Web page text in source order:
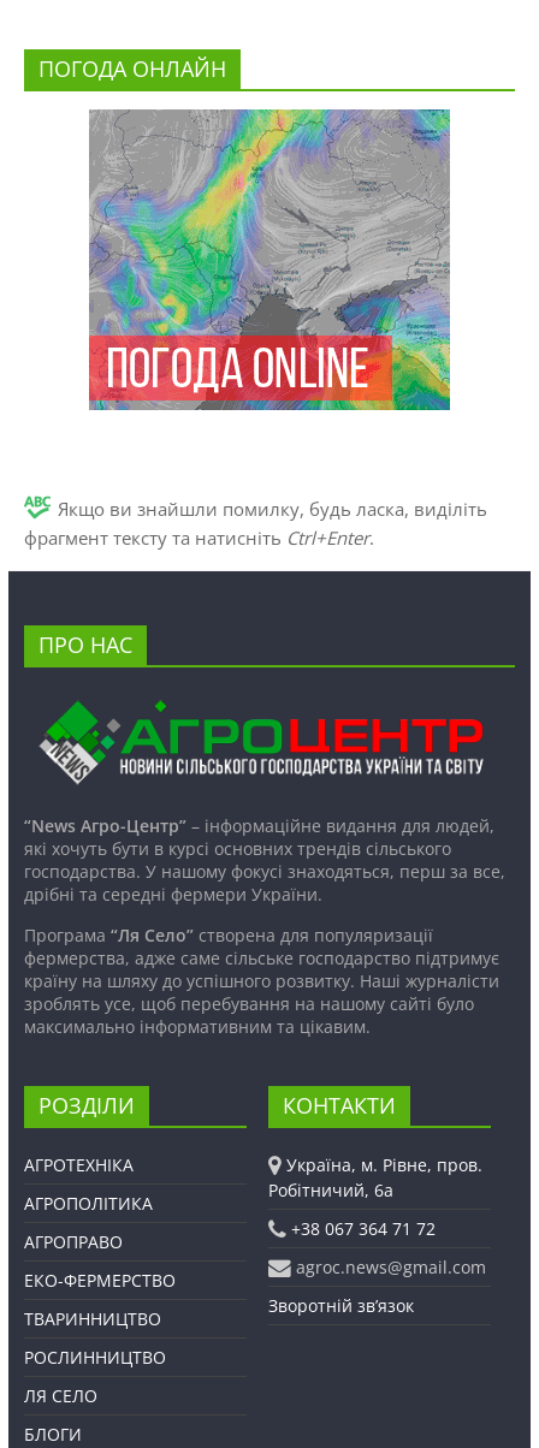
ПОГОДА ОНЛАЙН
Якщо ви знайшли помилку, будь ласка, виділіть
фрагмент тексту та натисніть Ctrl+Enter.
ПРО НАС
“News Агро-Центр”– інформаційне видання для людей,
які хочуть бути в курсі основних трендів сільського
господарства. У нашому фокусі знаходяться, перш за все,
дрібні та середні фермери України.
Програма “Ля Село”створена для популяризації
фермерства, адже саме сільське господарство підтримує
країну на шляху до успішного розвитку. Наші журналісти
зроблять усе, щоб перебування на нашому сайті було
максимально інформативним та цікавим.
РОЗДІЛИ
АГРОТЕХНІКА
АГРОПОЛІТИКА
АГРОПРАВО
ЕКО-ФЕРМЕРСТВО
ТВАРИННИЦТВО
РОСЛИННИЦТВО
ЛЯ СЕЛО
БЛОГИ
КОНТАКТИ
Україна, м. Рівне, пров.
Робітничий, 6а
+38 067 364 71 72
agroc.news@gmail.com
Зворотній зв’язок